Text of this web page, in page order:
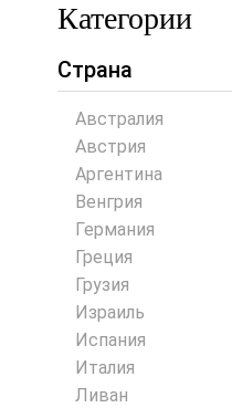
Категории
Страна
Австралия
Австрия
Аргентина
Венгрия
Германия
Греция
Грузия
Израиль
Испания
Италия
Ливан